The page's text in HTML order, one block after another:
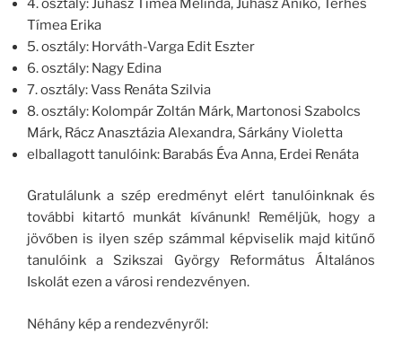
4. osztály: Juhász Tímea Melinda, Juhász Anikó, Terhes
Tímea Erika
5. osztály: Horváth-Varga Edit Eszter
6. osztály: Nagy Edina
7. osztály: Vass Renáta Szilvia
8. osztály: Kolompár Zoltán Márk, Martonosi Szabolcs
Márk, Rácz Anasztázia Alexandra, Sárkány Violetta
elballagott tanulóink: Barabás Éva Anna, Erdei Renáta
Gratulálunk a szép eredményt elért tanulóinknak és
további kitartó munkát kívánunk! Reméljük, hogy a
jövőben is ilyen szép számmal képviselik majd kitűnő
tanulóink a Szikszai György Református Általános
Iskolát ezen a városi rendezvényen.
Néhány kép a rendezvényről: